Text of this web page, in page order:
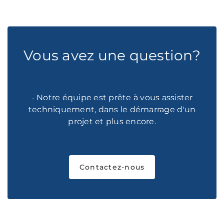
Vous avez une question?
- Notre équipe est prête à vous assister
techniquement, dans le démarrage d'un
projet et plus encore.
Contactez-nous